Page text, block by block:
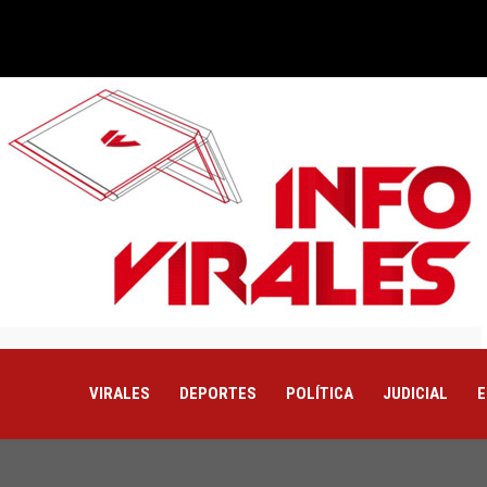
VIRALES DEPORTES POLÍTICA JUDICIAL